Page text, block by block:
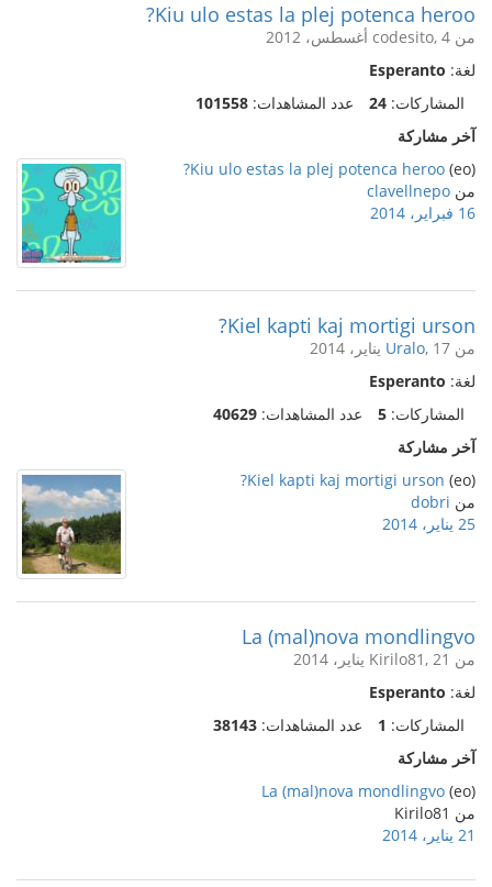
Kiu ulo estas la plej potenca heroo?
من codesito, 4 أغسطس، 2012
لغة: Esperanto
المشاركات: 24 عدد المشاهدات: 101558
آخر مشاركة
(eo)
Kiu ulo estas la plej potenca heroo?
من clavellnepo
16 فبراير، 2014
Kiel kapti kaj mortigi urson?
من Uralo, 17 يناير، 2014
لغة: Esperanto
المشاركات: 5 عدد المشاهدات: 40629
آخر مشاركة
(eo)
Kiel kapti kaj mortigi urson?
من dobri
25 يناير، 2014
La (mal)nova mondlingvo
من Kirilo81, 21 يناير، 2014
لغة: Esperanto
المشاركات: 1 عدد المشاهدات: 38143
آخر مشاركة
(eo)
La (mal)nova mondlingvo
من Kirilo81
21 يناير، 2014